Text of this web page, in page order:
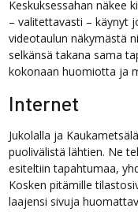
Keskuksessahan näkee
– valitettavasti – käynyt
videotaulun näkymästä
selkänsä takana sama
kokonaan huomiotta ja
Internet
Jukolalla ja
puolivälistä lähtien. Ne
esiteltiin tapahtumaa,
Kosken pitämille
laajensi sivuja